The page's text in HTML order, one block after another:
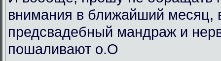
внимания в ближайший месяц,
предсвадебный мандраж и
пошаливают о.О